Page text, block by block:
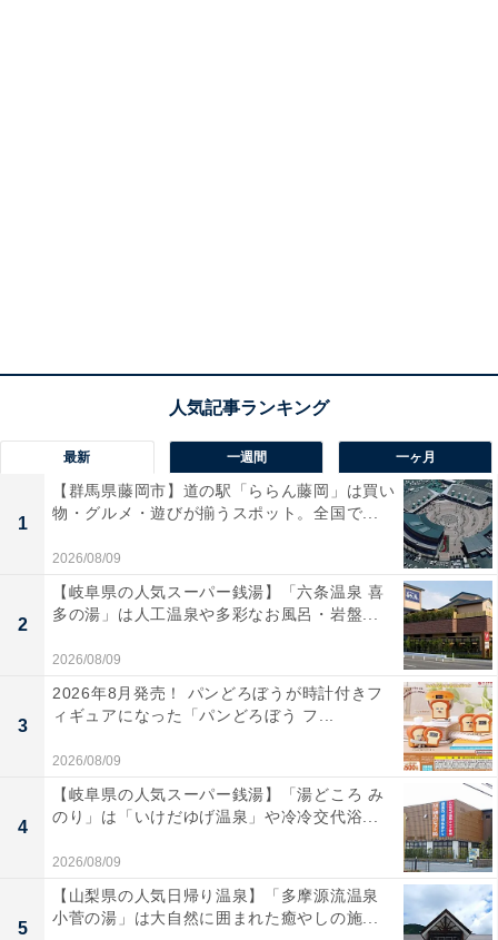
最新 一週間 一ヶ月
1
【群馬県藤岡市】道の駅「ららん藤岡」は買い
物・グルメ・遊びが揃うスポット。全国で...
2026/08/09
2
【岐阜県の人気スーパー銭湯】「六条温泉 喜
多の湯」は人工温泉や多彩なお風呂・岩盤...
2026/08/09
3
2026年8月発売！ パンどろぼうが時計付きフ
ィギュアになった「パンどろぼう フ...
2026/08/09
4
【岐阜県の人気スーパー銭湯】「湯どころ み
のり」は「いけだゆげ温泉」や冷冷交代浴...
2026/08/09
5
【山梨県の人気日帰り温泉】「多摩源流温泉
小菅の湯」は大自然に囲まれた癒やしの施...